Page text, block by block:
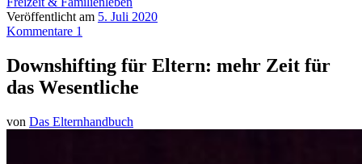
Veröffentlicht am 5. Juli 2020
Kommentare 1
Downshifting für Eltern: mehr Zeit für
das Wesentliche
von Das Elternhandbuch